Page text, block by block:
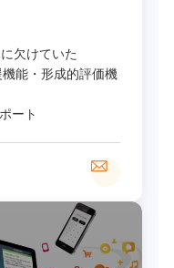
欠けていた
能・形成的評価機
ート